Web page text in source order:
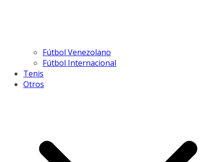
Fútbol Venezolano
Fútbol Internacional
Tenis
Otros